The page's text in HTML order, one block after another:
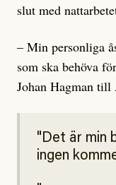
slut med
– Min personliga
som ska behöva
Johan Hagman till
Det är min
ingen